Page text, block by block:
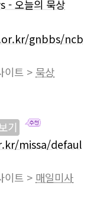
- 오늘의 묵상
gnbbs/ncb
이트 > 묵상
기
missa/defaul
이트 > 매일미사